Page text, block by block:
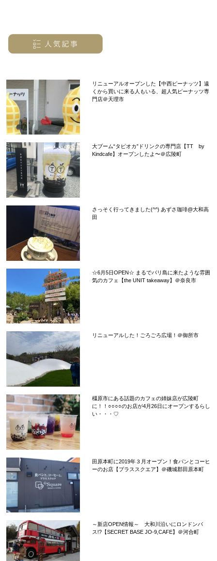
リニューアルオープンした【中西ピーナッツ】遠
くから買いに来る人もいる、超人気ピーナッツ専
門店＠天理市
大ブーム“タピオカ”ドリンクの専門店【TT by
Kindcafe】オープンしたよ〜＠広陵町
さっそく行ってきました(^^) あずさ珈琲@大和高
田
☆6月5日OPEN☆ まるでバリ島に来たような雰囲
気のカフェ【the UNIT takeaway】＠奈良市
リニューアルした！ごろごろ広場！＠御所市
橿原市にある話題のカフェの姉妹店が広陵町
に！！○○○○のお店が4月26日にオープンするらし
い・・・♡
田原本町に2019年３月オープン！食パンとコーヒ
ーのお店【プラススクエア】＠磯城郡田原本町
～新店OPEN情報～ 大和川沿いにロンドンバ
ス!?【SECRET BASE JO-9,CAFE】＠河合町